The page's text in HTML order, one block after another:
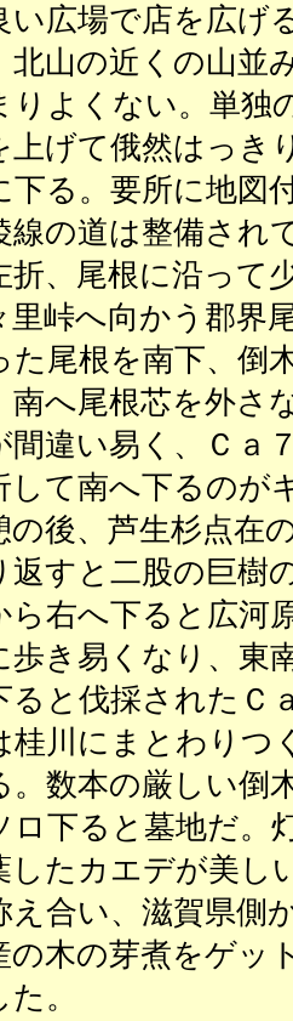
い広場で店を広げ
北山の近くの山並
りよくない。単独
上げて俄然はっき
下る。要所に地図
線の道は整備され
折、尾根に沿って
里峠へ向かう郡界
た尾根を南下、倒
南へ尾根芯を外さ
間違い易く、Ｃａ
して南へ下るのが
の後、芦生杉点在
返すと二股の巨樹
ら右へ下ると広河
歩き易くなり、東
ると伐採されたＣ
桂川にまとわりつ
。数本の厳しい倒
ロ下ると墓地だ。
したカエデが美し
え合い、滋賀県側
の木の芽煮をゲッ
。